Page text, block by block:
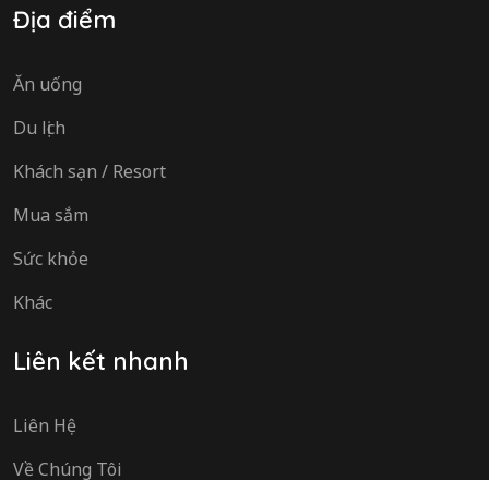
Địa điểm
Ăn uống
Du lịch
Khách sạn / Resort
Mua sắm
Sức khỏe
Khác
Liên kết nhanh
Liên Hệ
Về Chúng Tôi